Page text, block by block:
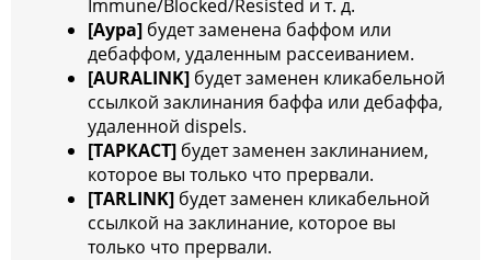
Immune/Blocked/Resisted и т. д.
[Аура] будет заменена баффом или
дебаффом, удаленным рассеиванием.
[AURALINK] будет заменен кликабельной
ссылкой заклинания баффа или дебаффа,
удаленной dispels.
[ТАРКАСТ] будет заменен заклинанием,
которое вы только что прервали.
[TARLINK] будет заменен кликабельной
ссылкой на заклинание, которое вы
только что прервали.